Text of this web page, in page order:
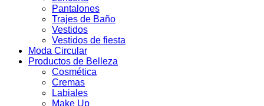
Pantalones
Trajes de Baño
Vestidos
Vestidos de fiesta
Moda Circular
Productos de Belleza
Cosmética
Cremas
Labiales
Make Up